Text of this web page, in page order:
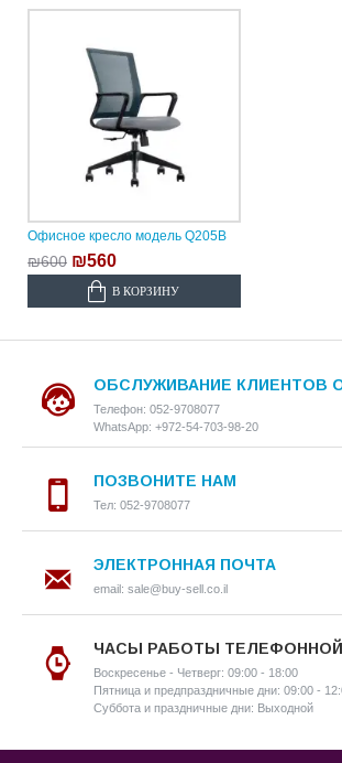
Офисное кресло модель Q205B
₪600 ₪560
В КОРЗИНУ
ОБСЛУЖИВАНИЕ КЛИЕНТОВ
Телефон: 052-9708077
WhatsApp: +972-54-703-98-20
ПОЗВОНИТЕ НАМ
Тел: 052-9708077
ЭЛЕКТРОННАЯ ПОЧТА
email: sale@buy-sell.co.il
ЧАСЫ РАБОТЫ
Воскресенье - Четверг: 09:00 - 18:00
Пятница и предпраздничные дни: 09:00 -
Суббота и праздничные дни: Выходной